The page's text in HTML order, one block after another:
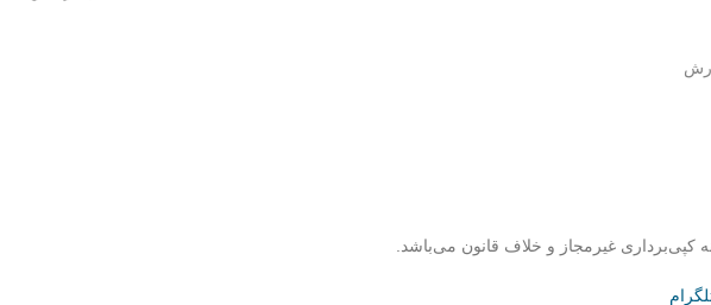
کپی‌برداری غیرمجاز و خلاف قانون می‌باشد.